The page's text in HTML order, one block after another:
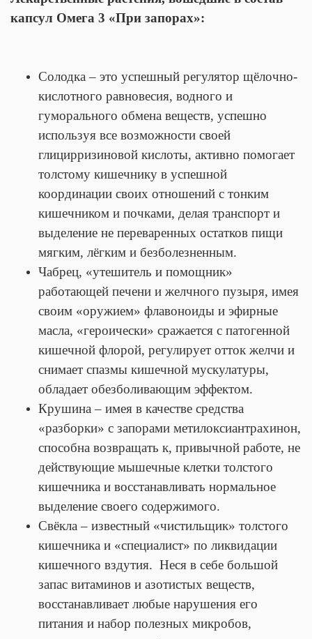
капсул Омега 3 «При запорах»:
Солодка – это успешный регулятор щёлочно-
кислотного равновесия, водного и
гуморального обмена веществ, успешно
используя все возможности своей
глицирризиновой кислоты, активно помогает
толстому кишечнику в успешной
координации своих отношений с тонким
кишечником и почками, делая транспорт и
выделение не переваренных остатков пищи
мягким, лёгким и безболезненным.
Чабрец, «утешитель и помощник»
работающей печени и желчного пузыря, имея
своим «оружием» флавоноиды и эфирные
масла, «героически» сражается с патогенной
кишечной флорой, регулирует отток желчи и
снимает спазмы кишечной мускулатуры,
обладает обезболивающим эффектом.
Крушина – имея в качестве средства
«разборки» с запорами метилоксиантрахинон,
способна возвращать к, привычной работе, не
действующие мышечные клетки толстого
кишечника и восстанавливать нормальное
выделение своего содержимого.
Свёкла – известный «чистильщик» толстого
кишечника и «специалист» по ликвидации
кишечного вздутия. Неся в себе большой
запас витаминов и азотистых веществ,
восстанавливает любые нарушения его
питания и набор полезных микробов,